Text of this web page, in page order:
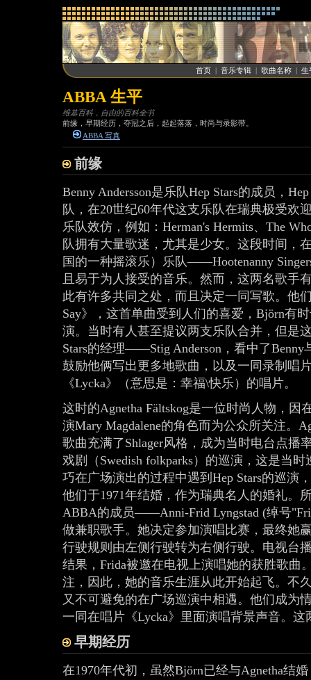
首页| 音乐专辑| 歌曲名称| 生
ABBA 生平
维基百科，自由的百科全书
前缘，早期经历，夺冠之后，起起落落，时尚与录影带。
ABBA 写真
前缘
Benny Andersson是乐队Hep Stars的成员，
队，在20世纪60年代这支乐队在瑞典极受欢
乐队效仿，例如：Herman's Hermits、The
队拥有大量歌迷，尤其是少女。这段时间，
国的一种摇滚乐）乐队——Hootenanny
且易于为人接受的音乐。然而，这两名歌手
此有许多共同之处，而且决定一同写歌。他
Say》，这首单曲受到人们的喜爱，Björn有
演。当时有人甚至提议两支乐队合并，但是
Stars的经理——Stig Anderson，看中了Benny
鼓励他俩写出更多地歌曲，以及一同录制唱
《Lycka》（意思是：幸福\快乐）的唱片。
这时的Agnetha Fältskog是一位时尚人物，因
演Mary Magdalene的角色而为公众所关注。
歌曲充满了Shlager风格，成为当时电台点播
戏剧（Swedish folkparks）的巡演，这是当
巧在广场演出的过程中遇到Hep Stars的巡演
他们于1971年结婚，作为瑞典名人的婚礼。
ABBA的成员——Anni-Frid Lyngstad (绰号
做兼职歌手。她决定参加演唱比赛，最终她
行驶规则由左侧行驶转为右侧行驶。电视台
结果，Frida被邀在电视上演唱她的获胜歌曲
注，因此，她的音乐生涯从此开始起飞。不
又不可避免的在广场巡演中相遇。他们成为
一同在唱片《Lycka》里面演唱背景声音。
早期经历
在1970年代初，虽然Björn已经与Agnetha结